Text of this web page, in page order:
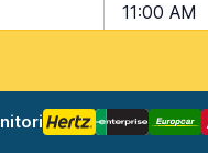
11:00 AM